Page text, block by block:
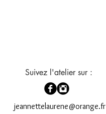
Suivez l'atelier sur :
jeannettelaurene@orange.fr